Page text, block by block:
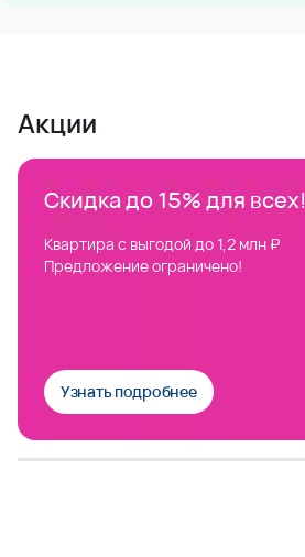
Акции
Скидка до 15% для всех!
Квартира с выгодой до 1,2 млн ₽
Предложение ограничено!
Узнать подробнее